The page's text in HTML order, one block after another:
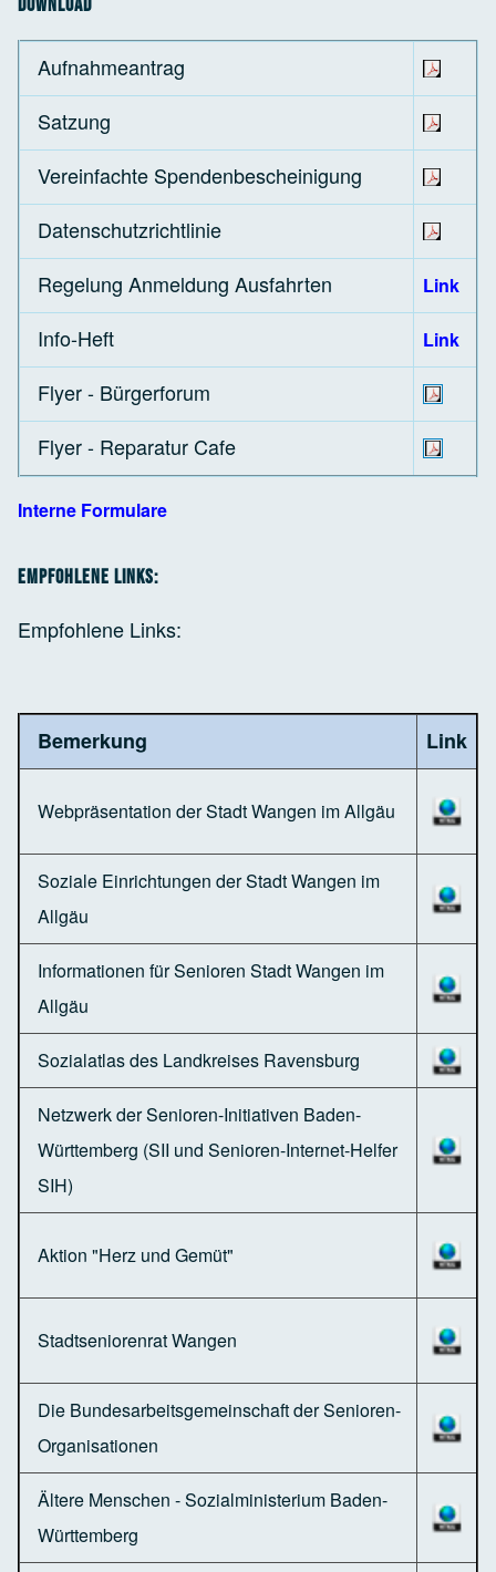
Download
Aufnahmeantrag
Satzung
Vereinfachte Spendenbescheinigung
Datenschutzrichtlinie
Regelung Anmeldung Ausfahrten
Link
Info-Heft Link
Flyer - Bürgerforum
Flyer - Reparatur Cafe
Interne Formulare
Empfohlene Links:
Empfohlene Links:
Bemerkung Link
Webpräsentation der Stadt Wangen im Allgäu
Soziale Einrichtungen der Stadt Wangen im
Allgäu
Informationen für Senioren Stadt Wangen im
Allgäu
Sozialatlas des Landkreises Ravensburg
Netzwerk der Senioren-Initiativen Baden-
Württemberg (SII und Senioren-Internet-Helfer
SIH)
Aktion "Herz und Gemüt"
Stadtseniorenrat Wangen
Die Bundesarbeitsgemeinschaft der Senioren-
Organisationen
Ältere Menschen - Sozialministerium Baden-
Württemberg